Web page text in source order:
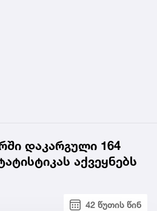
დაკარგული 164
აქვეყნებს
42 წუთის წინ